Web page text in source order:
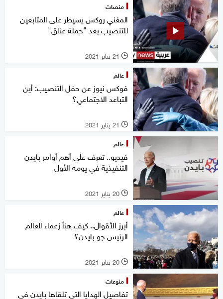
منصات
المغني روكس يسيطر على المتابعين
للتنصيب بعد "حملة عناق"
l 21 يناير 2021
عالم
فوكس نيوز عن حفل التنصيب: أين
التباعد الاجتماعي؟
l 21 يناير 2021
عالم
فيديو.. تعرف على أهم أوامر بايدن
التنفيذية في يومه الأول
l 20 يناير 2021
عالم
أبرز الأقوال.. كيف هنأ زعماء العالم
الرئيس جو بايدن؟
l 20 يناير 2021
منوعات
تفاصيل الهدايا التي تلقاها بايدن في